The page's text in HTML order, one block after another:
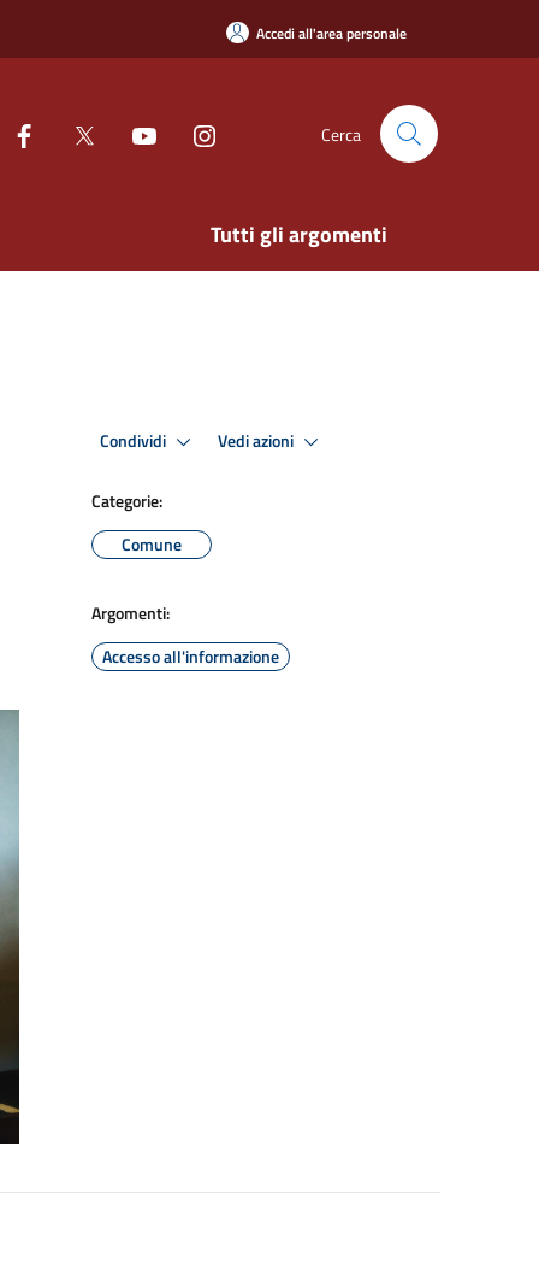
Accedi all'area personale
Cerca
Tutti gli argomenti
Condividi Vedi azioni
Categorie:
Comune
Argomenti:
Accesso all'informazione